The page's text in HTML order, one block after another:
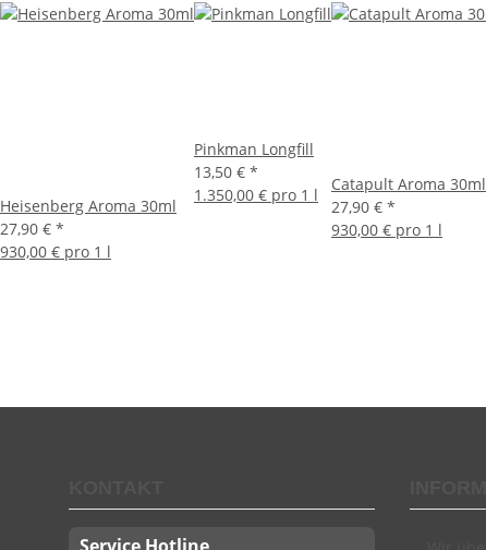
Heisenberg Aroma 30ml
27,90 € *
930,00 € pro 1 l
Pinkman Longfill
13,50 € *
1.350,00 € pro 1 l
Catapult Aroma 30ml
27,90 € *
930,00 € pro 1 l